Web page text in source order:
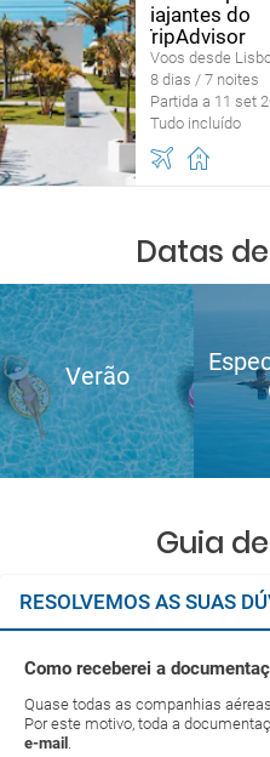
Voos desde
8 dias / 7 noites
Partida a 11 set
Tudo incluído
Datas
Verão
Guia
RESOLVEMOS AS SUAS
Como receberei a
Quase todas as companhias
Por este motivo, toda a
e-mail .